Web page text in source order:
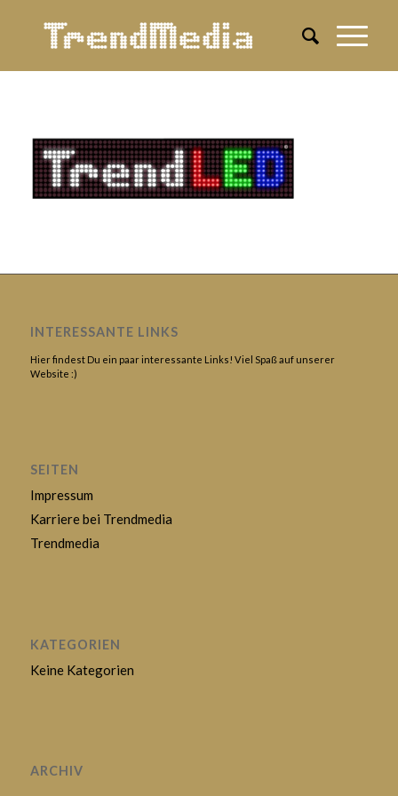
INTERESSANTE LINKS
Hier findest Du ein paar interessante Links! Viel Spaß auf unserer
Website :)
SEITEN
Impressum
Karriere bei Trendmedia
Trendmedia
KATEGORIEN
Keine Kategorien
ARCHIV